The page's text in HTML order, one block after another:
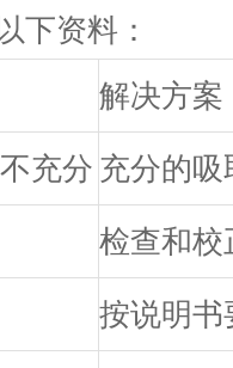
下资料：
解决方案
充分 充分的
检查和校
按说明书